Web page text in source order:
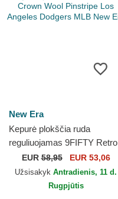
New Era
Kepurė plokščia ruda
reguliuojamas 9FIFTY Retro
Crown Wool Pinstripe Los
Angeles Dodgers MLB New
EUR58,95 EUR 53,06
Užsisakyk Antradienis, 11 d.
Rugpjūtis